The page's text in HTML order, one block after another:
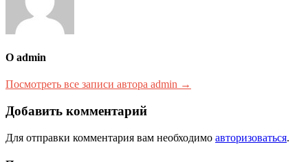
О admin
Посмотреть все записи автора admin →
Добавить комментарий
Для отправки комментария вам необходимо авторизоваться.